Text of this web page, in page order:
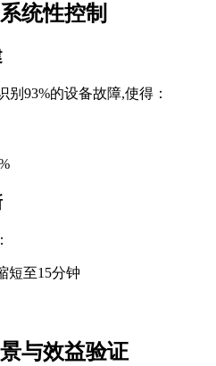
统性控制
93%的设备故障,使得：
短至15分钟
与效益验证